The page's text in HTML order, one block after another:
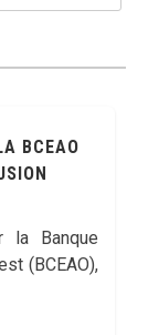
BCEAO
la Banque
(BCEAO),